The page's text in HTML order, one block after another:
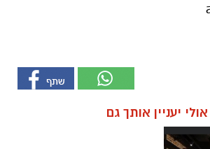
אולי יעניין אותך גם